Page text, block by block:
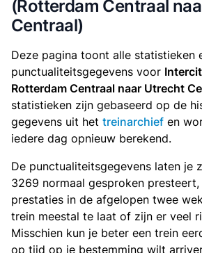
(Rotterdam Centraal
Centraal)
Deze pagina toont alle statistieken
punctualiteitsgegevens voor
Rotterdam Centraal naar Utrecht
statistieken zijn gebaseerd op de
gegevens uit het treinarchief en
iedere dag opnieuw berekend.
De punctualiteitsgegevens laten je
3269 normaal gesproken presteert,
prestaties in de afgelopen twee
trein meestal te laat of zijn er veel
Misschien kun je beter een trein
op tijd op je bestemming wilt